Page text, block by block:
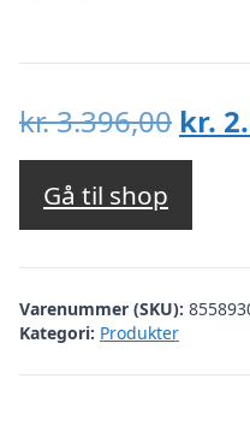
kr.3.396,00 Den
var:
kr.
kr.
Gå til shop
Varenummer (SKU):
Kategori: Produkter